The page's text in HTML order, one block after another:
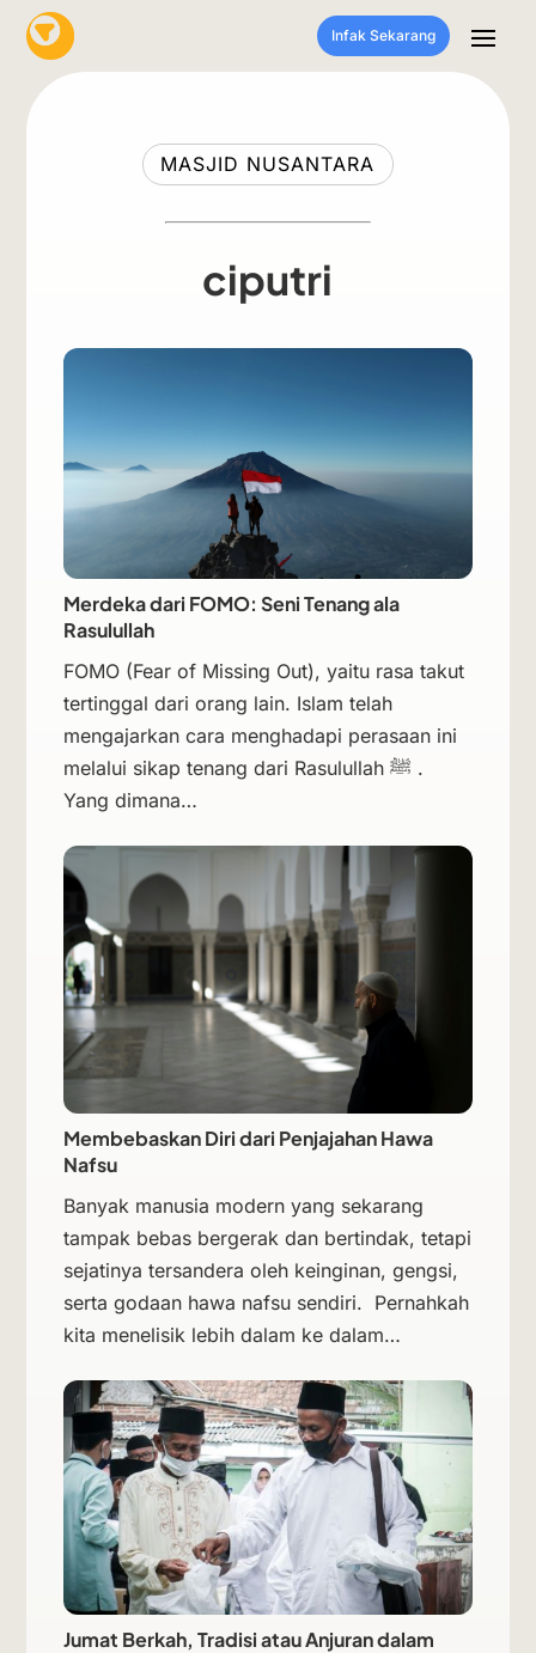
Infak Sekarang
MASJID NUSANTARA
ciputri
Merdeka dari FOMO: Seni Tenang ala
Rasulullah
FOMO (Fear of Missing Out), yaitu rasa takut
tertinggal dari orang lain. Islam telah
mengajarkan cara menghadapi perasaan ini
melalui sikap tenang dari Rasulullah ﷺ .
Yang dimana…
Membebaskan Diri dari Penjajahan Hawa
Nafsu
Banyak manusia modern yang sekarang
tampak bebas bergerak dan bertindak, tetapi
sejatinya tersandera oleh keinginan, gengsi,
serta godaan hawa nafsu sendiri. Pernahkah
kita menelisik lebih dalam ke dalam…
Jumat Berkah, Tradisi atau Anjuran dalam